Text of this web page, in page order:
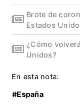
Brote de
Estados
¿Cómo
Unidos?
En esta nota:
#España